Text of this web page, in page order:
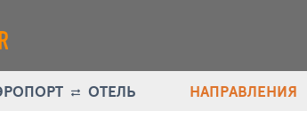
ОТЕЛЬ НАПРАВЛЕНИЯ